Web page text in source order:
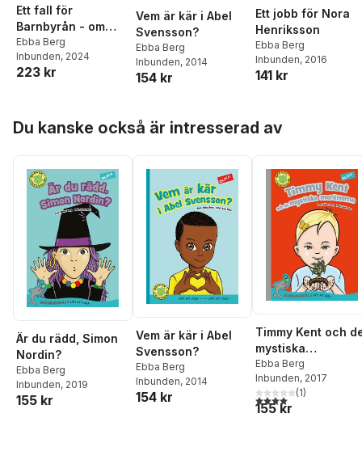
Ett fall för
Barnbyrån - om
barnkonventionen
på ett roligt sätt
Ebba Berg
Inbunden, 2024
223 kr
Vem är kär i Abel
Svensson?
Ebba Berg
Inbunden, 2014
154 kr
Ett jobb för Nora
Henriksson
Ebba Berg
Inbunden, 2016
141 kr
Du kanske också är intresserad av
Är du rädd, Simon
Nordin?
Ebba Berg
Inbunden, 2019
155 kr
Vem är kär i Abel
Svensson?
Ebba Berg
Inbunden, 2014
154 kr
Timmy Kent och
mystiska
morötterna
Ebba Berg
Inbunden, 2017
4,0utav 5 stjärnor.
(1)
155 kr